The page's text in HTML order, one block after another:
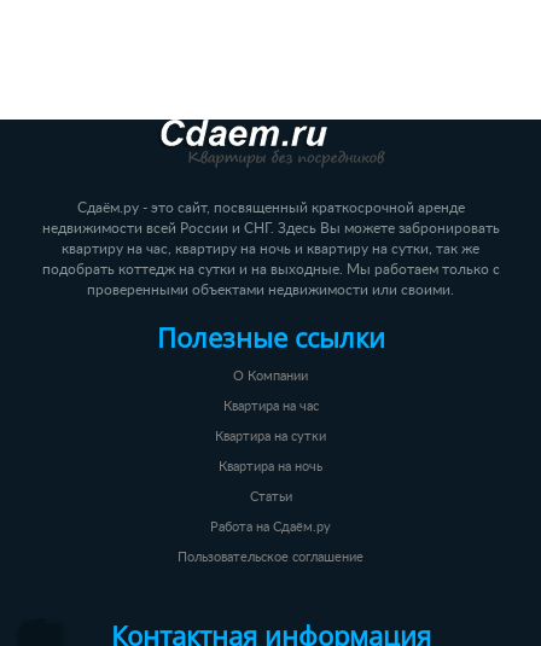
Сдаём.ру - это сайт, посвященный краткосрочной аренде
недвижимости всей России и СНГ. Здесь Вы можете забронировать
квартиру на час, квартиру на ночь и квартиру на сутки, так же
подобрать коттедж на сутки и на выходные. Мы работаем только с
проверенными объектами недвижимости или своими.
Полезные ссылки
О Компании
Квартира на час
Квартира на сутки
Квартира на ночь
Статьи
Работа на Сдаём.ру
Пользовательское соглашение
Контактная информация